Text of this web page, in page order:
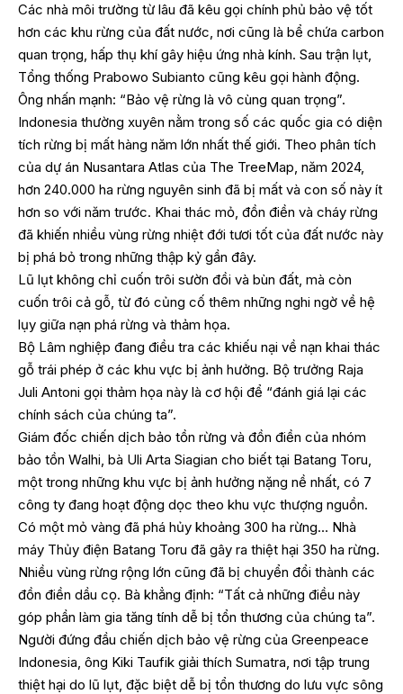
Các nhà môi trường từ lâu đã kêu gọi chính phủ bảo vệ tốt
hơn các khu rừng của đất nước, nơi cũng là bể chứa carbon
quan trọng, hấp thụ khí gây hiệu ứng nhà kính. Sau trận lụt,
Tổng thống Prabowo Subianto cũng kêu gọi hành động.
Ông nhấn mạnh: “Bảo vệ rừng là vô cùng quan trọng”.
Indonesia thường xuyên nằm trong số các quốc gia có diện
tích rừng bị mất hàng năm lớn nhất thế giới. Theo phân tích
của dự án Nusantara Atlas của The TreeMap, năm 2024,
hơn 240.000 ha rừng nguyên sinh đã bị mất và con số này ít
hơn so với năm trước. Khai thác mỏ, đồn điền và cháy rừng
đã khiến nhiều vùng rừng nhiệt đới tươi tốt của đất nước này
bị phá bỏ trong những thập kỷ gần đây.
Lũ lụt không chỉ cuốn trôi sườn đồi và bùn đất, mà còn
cuốn trôi cả gỗ, từ đó củng cố thêm những nghi ngờ về hệ
lụy giữa nạn phá rừng và thảm họa.
Bộ Lâm nghiệp đang điều tra các khiếu nại về nạn khai thác
gỗ trái phép ở các khu vực bị ảnh hưởng. Bộ trưởng Raja
Juli Antoni gọi thảm họa này là cơ hội để “đánh giá lại các
chính sách của chúng ta”.
Giám đốc chiến dịch bảo tồn rừng và đồn điền của nhóm
bảo tồn Walhi, bà Uli Arta Siagian cho biết tại Batang Toru,
một trong những khu vực bị ảnh hưởng nặng nề nhất, có 7
công ty đang hoạt động dọc theo khu vực thượng nguồn.
Có một mỏ vàng đã phá hủy khoảng 300 ha rừng… Nhà
máy Thủy điện Batang Toru đã gây ra thiệt hại 350 ha rừng.
Nhiều vùng rừng rộng lớn cũng đã bị chuyển đổi thành các
đồn điền dầu cọ. Bà khẳng định: “Tất cả những điều này
góp phần làm gia tăng tính dễ bị tổn thương của chúng ta”.
Người đứng đầu chiến dịch bảo vệ rừng của Greenpeace
Indonesia, ông Kiki Taufik giải thích Sumatra, nơi tập trung
thiệt hại do lũ lụt, đặc biệt dễ bị tổn thương do lưu vực sông